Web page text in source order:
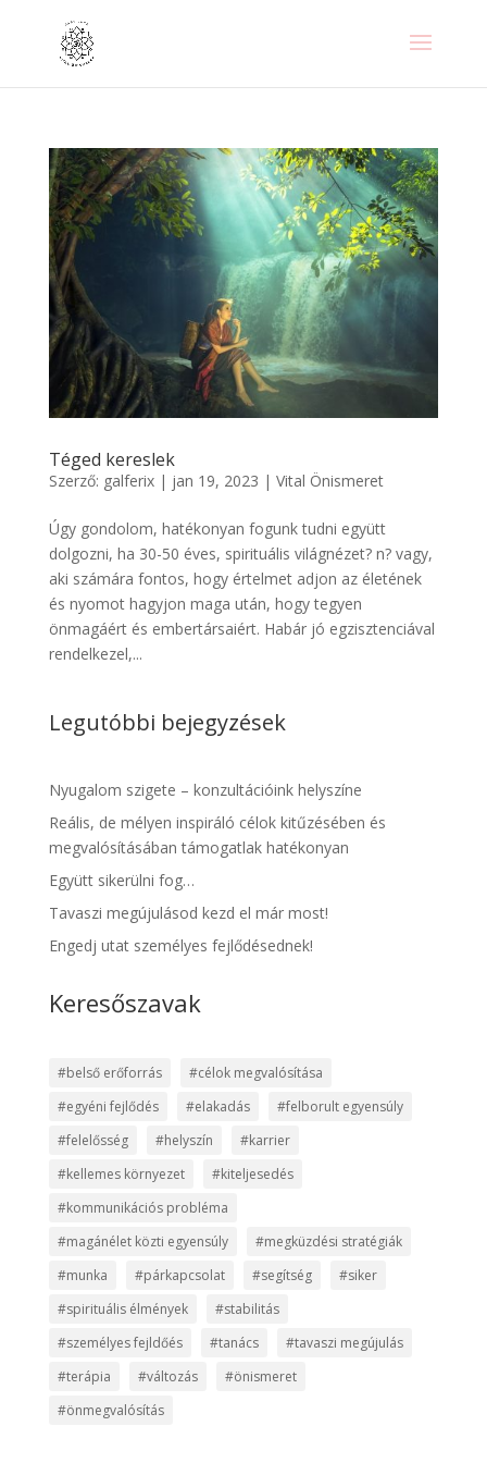
Téged kereslek
Szerző: galferix| jan 19, 2023 | Vital Önismeret
Úgy gondolom, hatékonyan fogunk tudni együtt
dolgozni, ha 30-50 éves, spirituális világnézet? n? vagy,
aki számára fontos, hogy értelmet adjon az életének
és nyomot hagyjon maga után, hogy tegyen
önmagáért és embertársaiért. Habár jó egzisztenciával
rendelkezel,...
Legutóbbi bejegyzések
Nyugalom szigete – konzultációink helyszíne
Reális, de mélyen inspiráló célok kitűzésében és
megvalósításában támogatlak hatékonyan
Együtt sikerülni fog…
Tavaszi megújulásod kezd el már most!
Engedj utat személyes fejlődésednek!
Keresőszavak
#belső erőforrás
#célok megvalósítása
#egyéni fejlődés
#elakadás
#felborult egyensúly
#felelősség
#helyszín
#karrier
#kellemes környezet
#kiteljesedés
#kommunikációs probléma
#magánélet közti egyensúly
#megküzdési stratégiák
#munka
#párkapcsolat #segítség
#siker
#spirituális élmények
#stabilitás
#személyes fejldőés
#tanács
#tavaszi megújulás
#terápia
#változás
#önismeret
#önmegvalósítás